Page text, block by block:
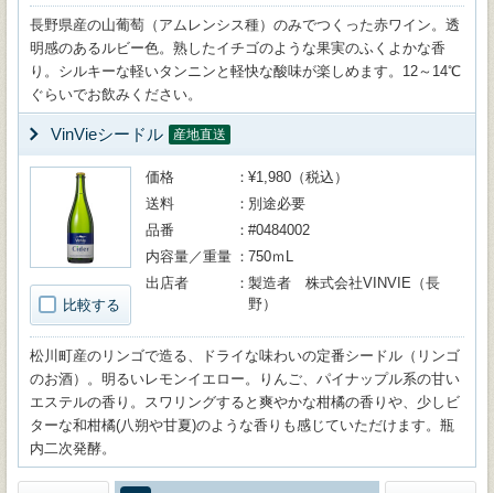
長野県産の山葡萄（アムレンシス種）のみでつくった赤ワイン。透
明感のあるルビー色。熟したイチゴのような果実のふくよかな香
り。シルキーな軽いタンニンと軽快な酸味が楽しめます。12～14℃
ぐらいでお飲みください。
VinVieシードル 産地直送
比較する
価格
¥1,980（税込）
送料
別途必要
品番
#0484002
内容量／重量
750ｍL
出店者
製造者 株式会社VINVIE（長
野）
松川町産のリンゴで造る、ドライな味わいの定番シードル（リンゴ
のお酒）。明るいレモンイエロー。りんご、パイナップル系の甘い
エステルの香り。スワリングすると爽やかな柑橘の香りや、少しビ
ターな和柑橘(八朔や甘夏)のような香りも感じていただけます。瓶
内二次発酵。